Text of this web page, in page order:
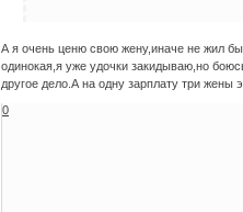
А я очень ценю свою жену,иначе не жил
одинокая,я уже удочки закидываю,но
другое дело.А на одну зарплату три жены
0